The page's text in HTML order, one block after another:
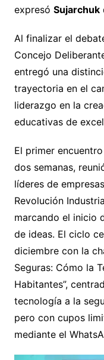
expresó Sujarchuk
Al finalizar el
Concejo
entregó una
trayectoria en el
liderazgo en la
educativas de
El primer
dos semanas,
líderes de
Revolución
marcando el inicio
de ideas. El ciclo
diciembre con la
Seguras: Cómo la
Habitantes”,
tecnología a la
pero con cupos
mediante el